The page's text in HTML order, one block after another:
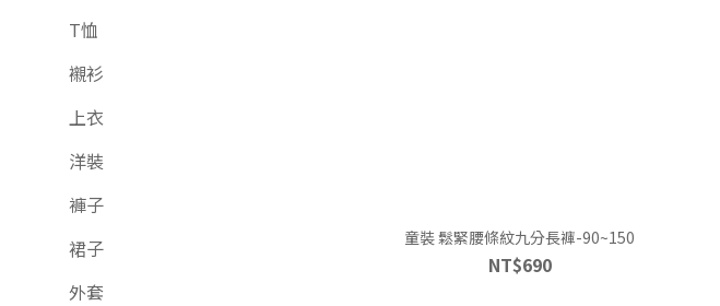
T恤
襯衫
上衣
洋裝
褲子
裙子
外套
童裝 鬆緊腰條紋九分長褲-90~150
NT$690